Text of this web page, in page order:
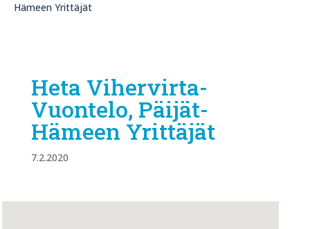
Hämeen Yrittäjät
Heta Vihervirta-
Vuontelo, Päijät-
Hämeen Yrittäjät
7.2.2020